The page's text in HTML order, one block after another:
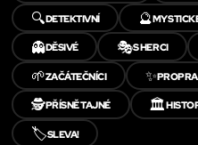
🔍DETEKTIVNÍ 🔮
👻DĚSIVÉ 🎭S HERCI
🌱ZAČÁTEČNÍCI ✨
🕵️PŘÍSNĚ TAJNÉ 🏛️
🏷️SLEVA!